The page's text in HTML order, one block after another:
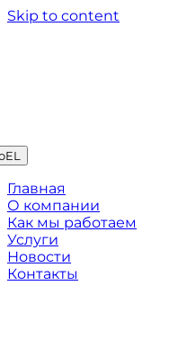
Skip to content
Главная
О компании
Как мы работаем
Услуги
Новости
Контакты